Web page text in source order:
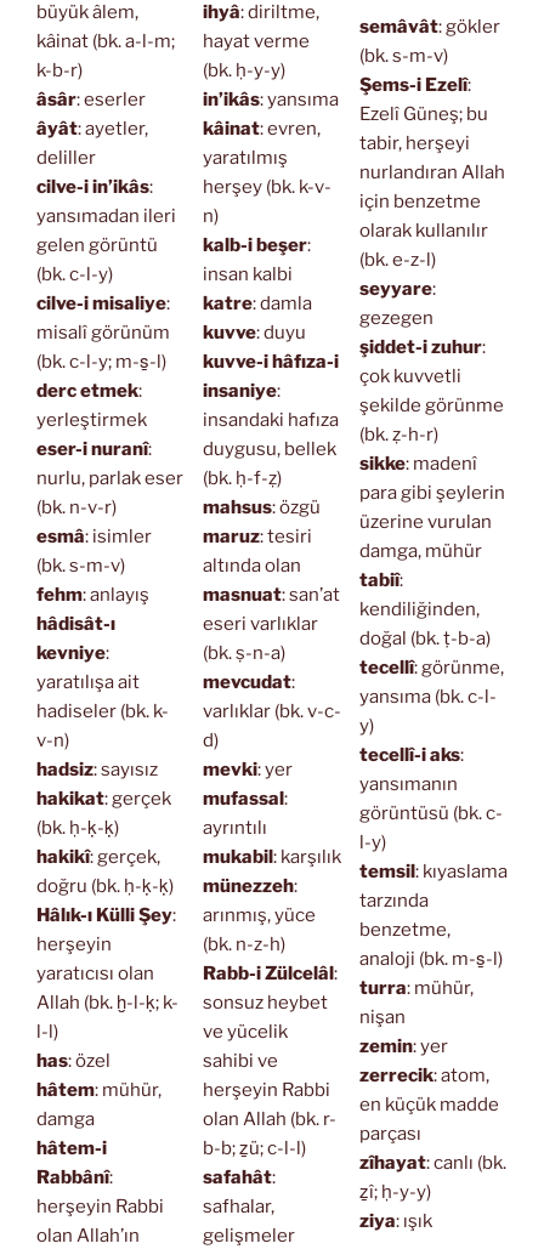
büyük âlem,
kâinat (bk. a-l-m;
k-b-r)
âsâr: eserler
âyât: ayetler,
deliller
cilve-i in’ikâs:
yansımadan ileri
gelen görüntü
(bk. c-l-y)
cilve-i misaliye:
misalî görünüm
(bk. c-l-y; m-s̱-l)
derc etmek:
yerleştirmek
eser-i nuranî:
nurlu, parlak eser
(bk. n-v-r)
esmâ: isimler
(bk. s-m-v)
fehm: anlayış
hâdisât-ı
kevniye:
yaratılışa ait
hadiseler (bk. k-
v-n)
hadsiz: sayısız
hakikat: gerçek
(bk. ḥ-ḳ-ḳ)
hakikî: gerçek,
doğru (bk. ḥ-ḳ-ḳ)
Hâlık-ı Külli Şey:
herşeyin
yaratıcısı olan
Allah (bk. ḫ-l-ḳ; k-
l-l)
has: özel
hâtem: mühür,
damga
hâtem-i
Rabbânî:
herşeyin Rabbi
olan Allah’ın
ihyâ: diriltme,
hayat verme
(bk. ḥ-y-y)
in’ikâs: yansıma
kâinat: evren,
yaratılmış
herşey (bk. k-v-
n)
kalb-i beşer:
insan kalbi
katre: damla
kuvve: duyu
kuvve-i hâfıza-i
insaniye:
insandaki hafıza
duygusu, bellek
(bk. ḥ-f-ẓ)
mahsus: özgü
maruz: tesiri
altında olan
masnuat: san’at
eseri varlıklar
(bk. ṣ-n-a)
mevcudat:
varlıklar (bk. v-c-
d)
mevki: yer
mufassal:
ayrıntılı
mukabil: karşılık
münezzeh:
arınmış, yüce
(bk. n-z-h)
Rabb-i Zülcelâl:
sonsuz heybet
ve yücelik
sahibi ve
herşeyin Rabbi
olan Allah (bk. r-
b-b; ẕü; c-l-l)
safahât:
safhalar,
gelişmeler
semâvât: gökler
(bk. s-m-v)
Şems-i Ezelî:
Ezelî Güneş; bu
tabir, herşeyi
nurlandıran Allah
için benzetme
olarak kullanılır
(bk. e-z-l)
seyyare:
gezegen
şiddet-i zuhur:
çok kuvvetli
şekilde görünme
(bk. ẓ-h-r)
sikke: madenî
para gibi şeylerin
üzerine vurulan
damga, mühür
tabiî:
kendiliğinden,
doğal (bk. ṭ-b-a)
tecellî: görünme,
yansıma (bk. c-l-
y)
tecellî-i aks:
yansımanın
görüntüsü (bk. c-
l-y)
temsil: kıyaslama
tarzında
benzetme,
analoji (bk. m-s̱-l)
turra: mühür,
nişan
zemin: yer
zerrecik: atom,
en küçük madde
parçası
zîhayat: canlı (bk.
ẕî; ḥ-y-y)
ziya: ışık